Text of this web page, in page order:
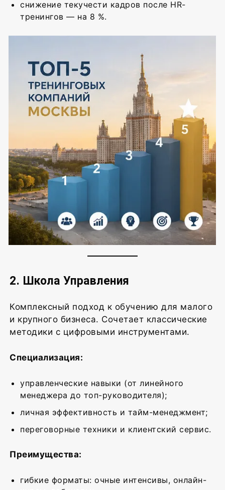
снижение текучести кадров после HR-
тренингов — на 8 %.
2. Школа Управления
Комплексный подход к обучению для малого
и крупного бизнеса. Сочетает классические
методики с цифровыми инструментами.
Специализация:
управленческие навыки (от линейного
менеджера до топ-руководителя);
личная эффективность и тайм-менеджмент;
переговорные техники и клиентский сервис.
Преимущества:
гибкие форматы: очные интенсивы, онлайн-